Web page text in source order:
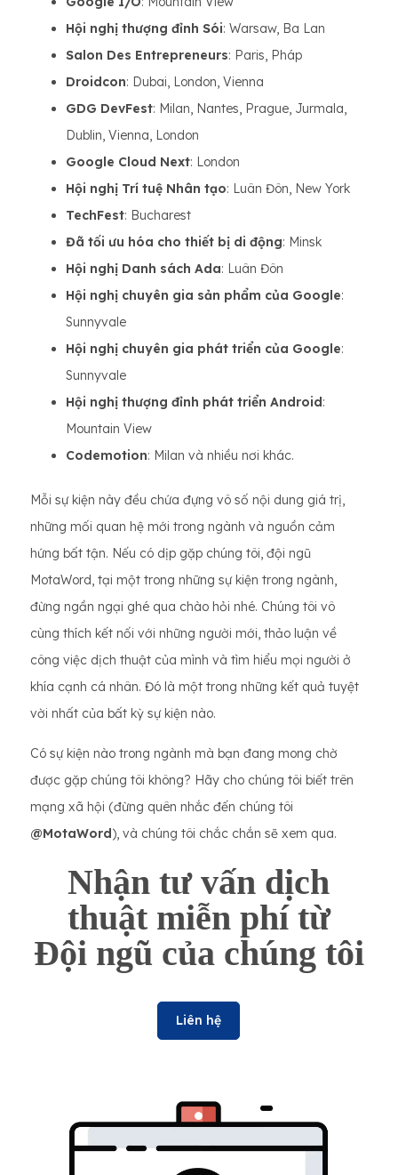
Hội nghị thượng đỉnh Sói: Warsaw, Ba Lan
Salon Des Entrepreneurs: Paris, Pháp
Droidcon: Dubai, London, Vienna
GDG DevFest: Milan, Nantes, Prague, Jurmala,
Dublin, Vienna, London
Google Cloud Next: London
Hội nghị Trí tuệ Nhân tạo: Luân Đôn, New York
TechFest: Bucharest
Đã tối ưu hóa cho thiết bị di động: Minsk
Hội nghị Danh sách Ada: Luân Đôn
Hội nghị chuyên gia sản phẩm của Google:
Sunnyvale
Hội nghị chuyên gia phát triển của Google:
Sunnyvale
Hội nghị thượng đỉnh phát triển Android:
Mountain View
Codemotion: Milan và nhiều nơi khác.
Mỗi sự kiện này đều chứa đựng vô số nội dung giá trị,
những mối quan hệ mới trong ngành và nguồn cảm
hứng bất tận. Nếu có dịp gặp chúng tôi, đội ngũ
MotaWord, tại một trong những sự kiện trong ngành,
đừng ngần ngại ghé qua chào hỏi nhé. Chúng tôi vô
cùng thích kết nối với những người mới, thảo luận về
công việc dịch thuật của mình và tìm hiểu mọi người ở
khía cạnh cá nhân. Đó là một trong những kết quả tuyệt
vời nhất của bất kỳ sự kiện nào.
Có sự kiện nào trong ngành mà bạn đang mong chờ
được gặp chúng tôi không? Hãy cho chúng tôi biết trên
mạng xã hội (đừng quên nhắc đến chúng tôi
@MotaWord), và chúng tôi chắc chắn sẽ xem qua.
Nhận tư vấn dịch
thuật miễn phí từ
Đội ngũ của chúng tôi
Liên hệ